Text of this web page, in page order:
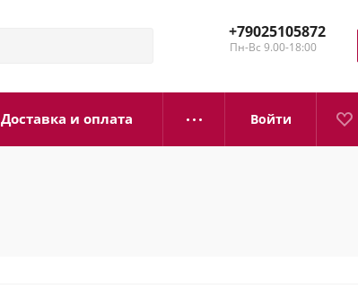
+79025105872
Пн-Вс 9.00-18:00
Войти
Доставка и оплата